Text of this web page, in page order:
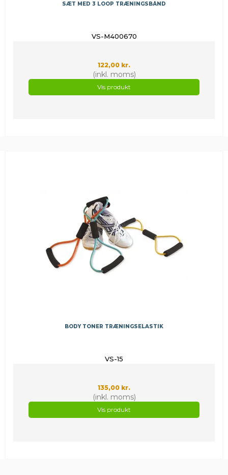
SÆT MED 3 LOOP TRÆNINGSBÅND
VS-M400670
122,00 kr.
(inkl. moms)
Vis produkt
BODY TONER TRÆNINGSELASTIK
VS-15
135,00 kr.
(inkl. moms)
Vis produkt